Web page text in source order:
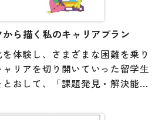
ら描く私のキャリアプラン
体験し、さまざまな困難を乗り
リアを切り開いていった留学生
おして、「課題発見・解決能
力」を養成する、キャリア形成
。ディスカッションやタスクな